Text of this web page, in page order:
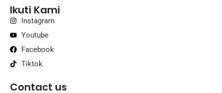
Ikuti Kami
Instagram
Youtube
Facebook
Tiktok
Contact us